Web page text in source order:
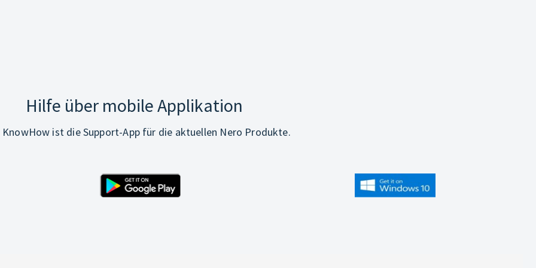
Hilfe über mobile Applikation
ist die Support-App für die aktuellen Nero Produkte.